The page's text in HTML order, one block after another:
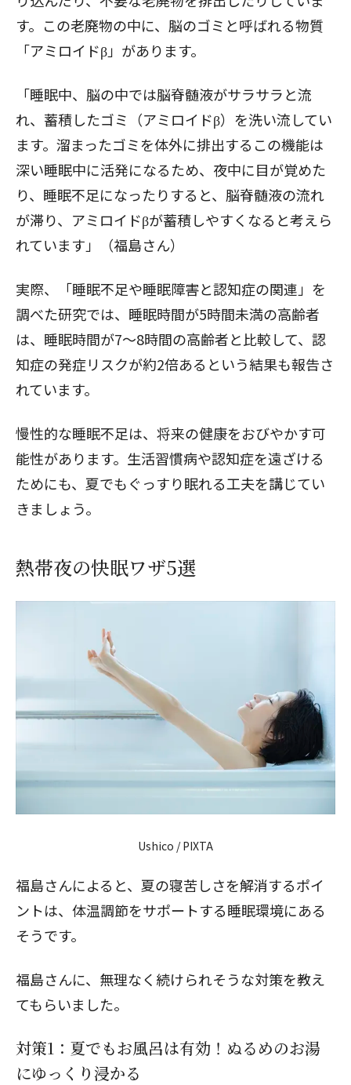
す。この老廃物の中に、脳のゴミと呼ばれる物質
「アミロイドβ」があります。
「睡眠中、脳の中では脳脊髄液がサラサラと流
れ、蓄積したゴミ（アミロイドβ）を洗い流してい
ます。溜まったゴミを体外に排出するこの機能は
深い睡眠中に活発になるため、夜中に目が覚めた
り、睡眠不足になったりすると、脳脊髄液の流れ
が滞り、アミロイドβが蓄積しやすくなると考えら
れています」（福島さん）
実際、「睡眠不足や睡眠障害と認知症の関連」を
調べた研究では、睡眠時間が5時間未満の高齢者
は、睡眠時間が7～8時間の高齢者と比較して、認
知症の発症リスクが約2倍あるという結果も報告さ
れています。
慢性的な睡眠不足は、将来の健康をおびやかす可
能性があります。生活習慣病や認知症を遠ざける
ためにも、夏でもぐっすり眠れる工夫を講じてい
きましょう。
熱帯夜の快眠ワザ5選
Ushico / PIXTA
福島さんによると、夏の寝苦しさを解消するポイ
ントは、体温調節をサポートする睡眠環境にある
そうです。
福島さんに、無理なく続けられそうな対策を教え
てもらいました。
対策1：夏でもお風呂は有効！ぬるめのお湯
にゆっくり浸かる